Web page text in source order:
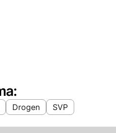
Drogen SVP